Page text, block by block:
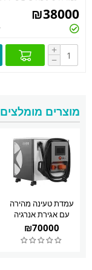
מוצרים מומלצים
עמדת טעינה מהירה
עם אגירת אנרגיה
20KW
₪70000
₪38000
+
−